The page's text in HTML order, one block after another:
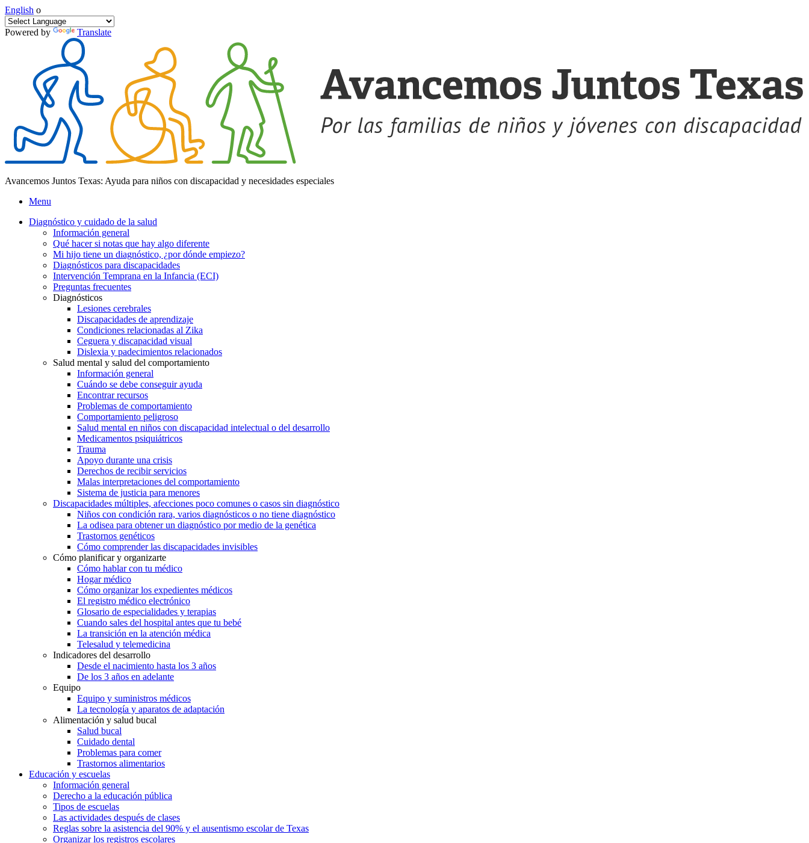
English o
Powered by Translate
Avancemos Juntos Texas: Ayuda para niños con discapacidad y necesidades especiales
Menu
Diagnóstico y cuidado de la salud
Información general
Qué hacer si notas que hay algo diferente
Mi hijo tiene un diagnóstico, ¿por dónde empiezo?
Diagnósticos para discapacidades
Intervención Temprana en la Infancia (ECI)
Preguntas frecuentes
Diagnósticos
Lesiones cerebrales
Discapacidades de aprendizaje
Condiciones relacionadas al Zika
Ceguera y discapacidad visual
Dislexia y padecimientos relacionados
Salud mental y salud del comportamiento
Información general
Cuándo se debe conseguir ayuda
Encontrar recursos
Problemas de comportamiento
Comportamiento peligroso
Salud mental en niños con discapacidad intelectual o del desarrollo
Medicamentos psiquiátricos
Trauma
Apoyo durante una crisis
Derechos de recibir servicios
Malas interpretaciones del comportamiento
Sistema de justicia para menores
Discapacidades múltiples, afecciones poco comunes o casos sin diagnóstico
Niños con condición rara, varios diagnósticos o no tiene diagnóstico
La odisea para obtener un diagnóstico por medio de la genética
Trastornos genéticos
Cómo comprender las discapacidades invisibles
Cómo planificar y organizarte
Cómo hablar con tu médico
Hogar médico
Cómo organizar los expedientes médicos
El registro médico electrónico
Glosario de especialidades y terapias
Cuando sales del hospital antes que tu bebé
La transición en la atención médica
Telesalud y telemedicina
Indicadores del desarrollo
Desde el nacimiento hasta los 3 años
De los 3 años en adelante
Equipo
Equipo y suministros médicos
La tecnología y aparatos de adaptación
Alimentación y salud bucal
Salud bucal
Cuidado dental
Problemas para comer
Trastornos alimentarios
Educación y escuelas
Información general
Derecho a la educación pública
Tipos de escuelas
Las actividades después de clases
Reglas sobre la asistencia del 90% y el ausentismo escolar de Texas
Organizar los registros escolares